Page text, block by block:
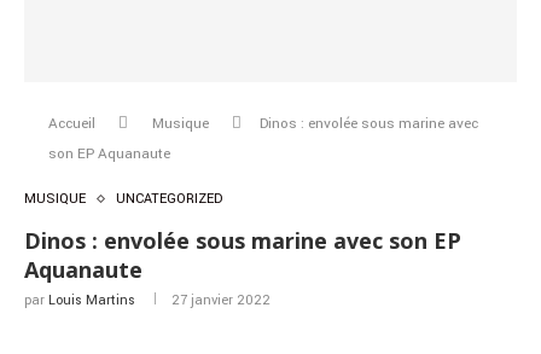
Accueil Musique
Dinos : envolée sous marine avec
son EP Aquanaute
MUSIQUE UNCATEGORIZED
Dinos : envolée sous marine avec son EP
Aquanaute
par Louis Martins 27 janvier 2022